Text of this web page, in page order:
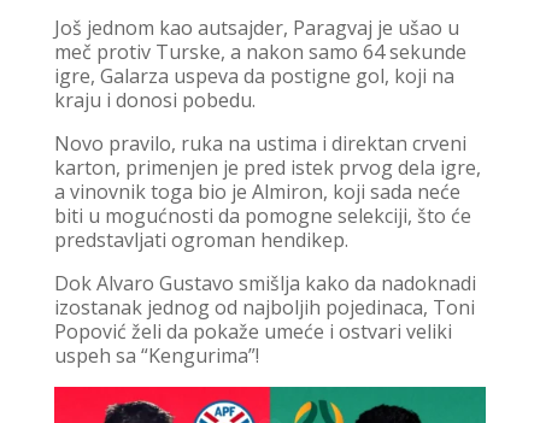
Još jednom kao autsajder, Paragvaj je ušao u
meč protiv Turske, a nakon samo 64 sekunde
igre, Galarza uspeva da postigne gol, koji na
kraju i donosi pobedu.
Novo pravilo, ruka na ustima i direktan crveni
karton, primenjen je pred istek prvog dela igre,
a vinovnik toga bio je Almiron, koji sada neće
biti u mogućnosti da pomogne selekciji, što će
predstavljati ogroman hendikep.
Dok Alvaro Gustavo smišlja kako da nadoknadi
izostanak jednog od najboljih pojedinaca, Toni
Popović želi da pokaže umeće i ostvari veliki
uspeh sa “Kengurima”!